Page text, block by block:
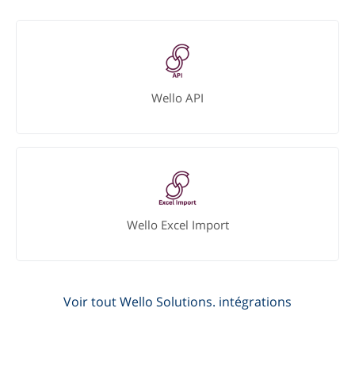
Wello API
Wello Excel Import
Voir tout Wello Solutions. intégrations